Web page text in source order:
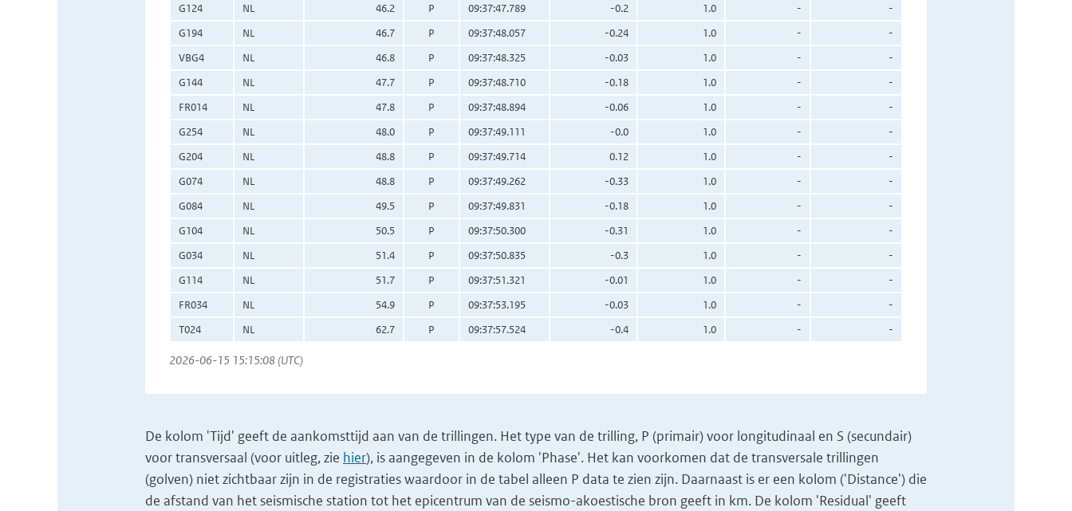
G124
NL 46.2 P 09:37:47.789 -0.2 1.0 -
-
G194
NL 46.7 P 09:37:48.057 -0.24 1.0 -
-
VBG4
NL 46.8 P 09:37:48.325 -0.03 1.0 -
-
G144
NL 47.7 P 09:37:48.710 -0.18 1.0 -
-
FR014
NL 47.8 P 09:37:48.894 -0.06 1.0 -
-
G254
NL 48.0 P 09:37:49.111 -0.0 1.0 -
-
G204
NL 48.8 P 09:37:49.714 0.12 1.0 -
-
G074
NL 48.8 P 09:37:49.262 -0.33 1.0 -
-
G084
NL 49.5 P 09:37:49.831 -0.18 1.0 -
-
G104
NL 50.5 P 09:37:50.300 -0.31 1.0 -
-
G034
NL 51.4 P 09:37:50.835 -0.3 1.0 -
-
G114
NL 51.7 P 09:37:51.321 -0.01 1.0 -
-
FR034
NL 54.9 P 09:37:53.195 -0.03 1.0 -
-
T024
NL 62.7 P 09:37:57.524 -0.4 1.0 - -
2026-06-15 15:15:08 (UTC)
De kolom 'Tijd' geeft de aankomsttijd aan van de trillingen. Het type van de trilling, P (primair) voor longitudinaal en S (secundair)
voor transversaal (voor uitleg, zie hier), is aangegeven in de kolom 'Phase'. Het kan voorkomen dat de transversale trillingen
(golven) niet zichtbaar zijn in de registraties waardoor in de tabel alleen P data te zien zijn. Daarnaast is er een kolom ('Distance') die
de afstand van het seismische station tot het epicentrum van de seismo-akoestische bron geeft in km. De kolom 'Residual' geeft